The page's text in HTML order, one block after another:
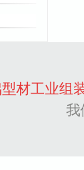
型材工业组
我